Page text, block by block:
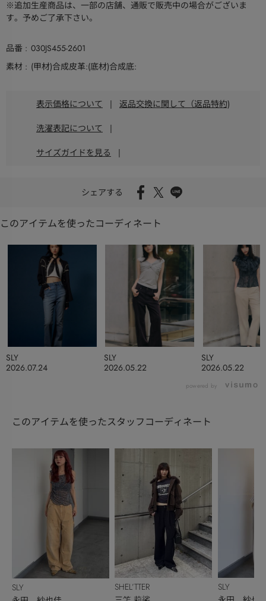
※追加生産商品は、一部の店舗、通販で販売中の場合がございま
す。予めご了承下さい。
品番
030JS455-2601
素材
(甲材)合成皮革:(底材)合成底:
表示価格について | 返品交換に関して（返品特約)
洗濯表記について |
サイズガイドを見る |
シェアする
このアイテムを使ったコーディネート
2026.07.24
SLY
2026.05.22
SLY
2026.05.22
SLY
powered by
このアイテムを使ったスタッフコーディネート
SLY
SHEL’TTER
SLY